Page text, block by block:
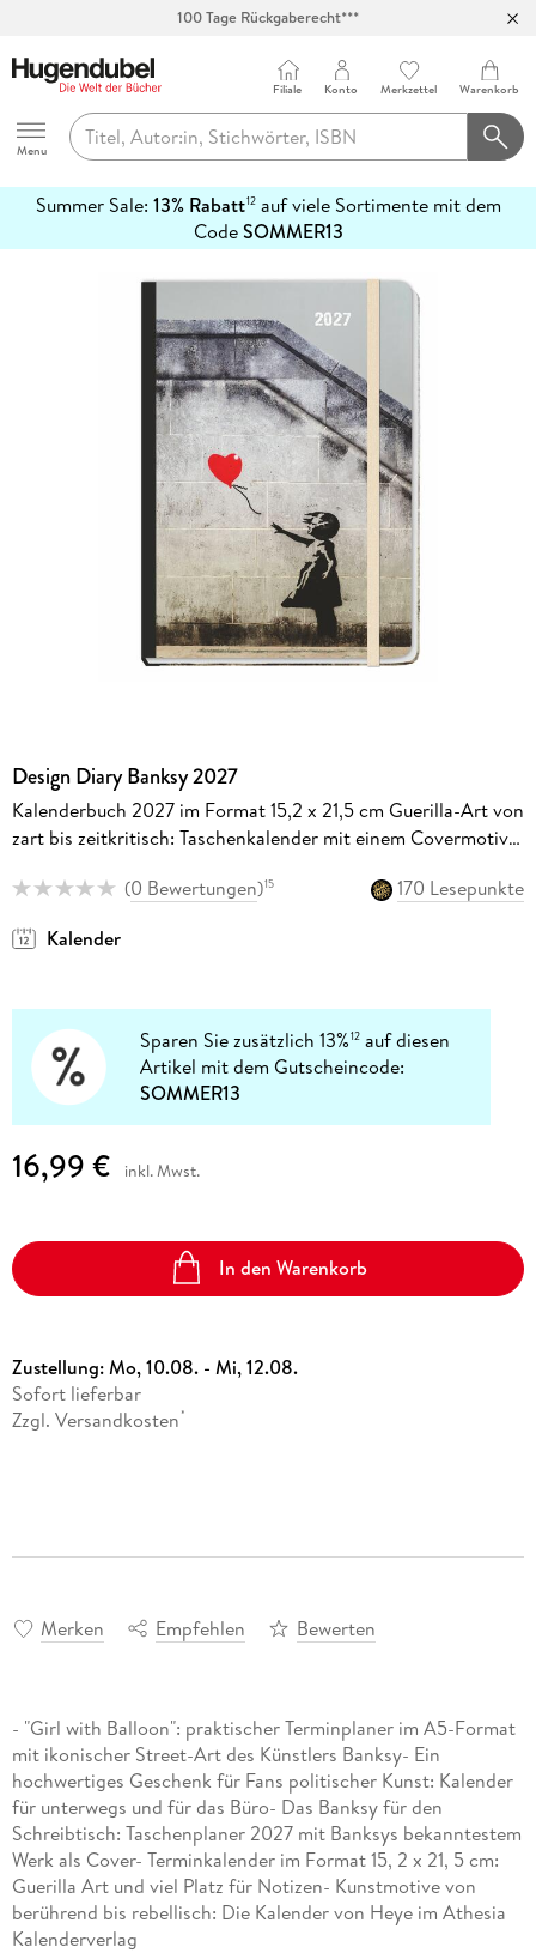
Abholung in über 100 Filialen
Hugendubel
Menu
Filiale Konto Merkzettel Warenkorb
Summer Sale: 13% Rabatt12auf viele Sortimente mit dem
CodeSOMMER13
erfahren
Design Diary Banksy 2027
Kalenderbuch 2027 im Format 15,2 x 21,5 cm Guerilla-Art von
zart bis zeitkritisch: Taschenkalender mit einem Covermotiv
(0 Bewertungen)15
170 Lesepunkte
Kalender
Sparen Sie zusätzlich 13%12 auf diesen
Artikel mit dem Gutscheincode:
SOMMER13
16,99 € inkl. Mwst.
In den Warenkorb
Zustellung:Mo, 10.08. - Mi, 12.08.
Sofort lieferbar
Zzgl. Versandkosten *
Merken Empfehlen Bewerten
- "Girl with Balloon": praktischer Terminplaner im A5-Format
mit ikonischer Street-Art des Künstlers Banksy- Ein
hochwertiges Geschenk für Fans politischer Kunst: Kalender
für unterwegs und für das Büro- Das Banksy für den
Schreibtisch: Taschenplaner 2027 mit Banksys bekanntestem
Werk als Cover- Terminkalender im Format 15, 2 x 21, 5 cm:
Guerilla Art und viel Platz für Notizen- Kunstmotive von
berührend bis rebellisch: Die Kalender von Heye im Athesia
Kalenderverlag